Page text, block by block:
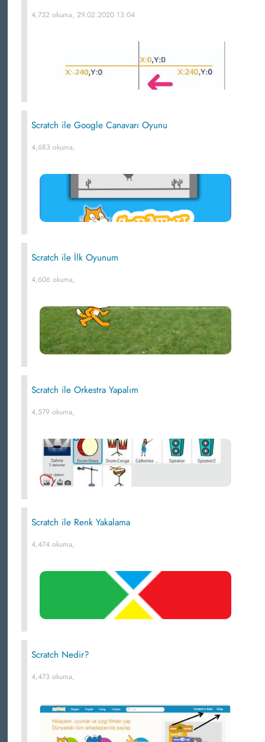
4,732 okuma, 29.02.2020 13:04
Scratch ile Google Canavarı Oyunu
4,683 okuma,
Scratch ile İlk Oyunum
4,606 okuma,
Scratch ile Orkestra Yapalım
4,579 okuma,
Scratch ile Renk Yakalama
4,474 okuma,
Scratch Nedir?
4,473 okuma,